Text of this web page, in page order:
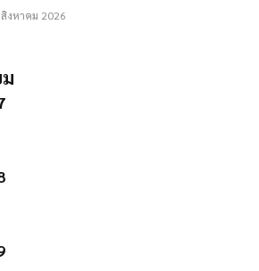
งหาคม 2026